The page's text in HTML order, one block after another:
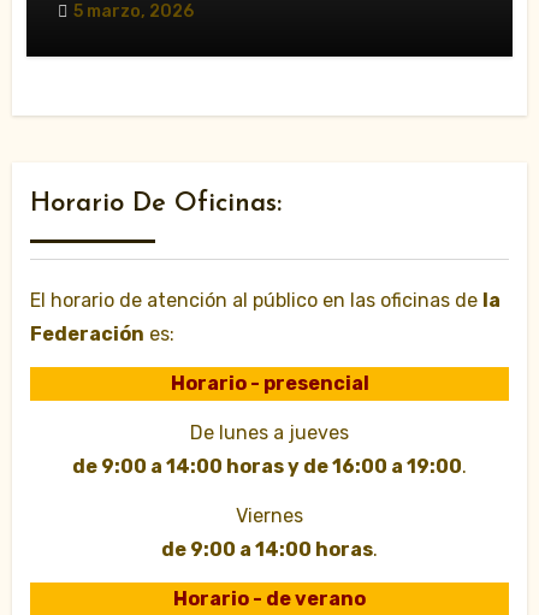
5 marzo, 2026
Horario De Oficinas:
El horario de atención al público en las oficinas de la
Federación es:
Horario - presencial
De lunes a jueves
de 9:00 a 14:00 horas y de 16:00 a 19:00.
Viernes
de 9:00 a 14:00 horas.
Horario - de verano